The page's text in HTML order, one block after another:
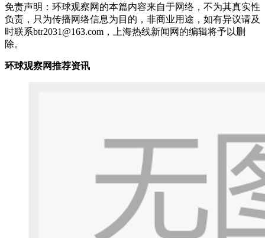
免责声明：环球观察网的本篇内容来自于网络，不为其真实性
负责，只为传播网络信息为目的，非商业用途，如有异议请及
时联系btr2031@163.com，上海热线新闻网的编辑将予以删
除。
环球观察网推荐资讯